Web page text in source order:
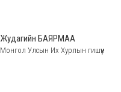
Жудагийн БАЯРМАА
Монгол Улсын Их Хурлын гишүүн